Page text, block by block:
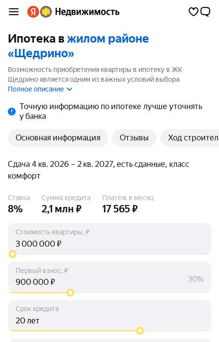
Ипотека вжилом районе
«Щедрино»
Возможность приобретения квартиры в ипотеку в ЖК
Щедрино является одним из важных условий выбора
квартиры. На странице мы собрали программы кредитования
Полное описание
Точную информацию по ипотеке лучше уточнять
у банка
Основная информация Отзывы Ход
Сдача 4 кв. 2026 – 2 кв. 2027, есть сданные, класс
комфорт
Ставка
8%
Сумма кредита
2,1 млн ₽
Платёж в месяц
17 565 ₽
Стоимость квартиры, ₽
₽
Первый взнос, ₽
₽ 30%
Срок кредита
лет